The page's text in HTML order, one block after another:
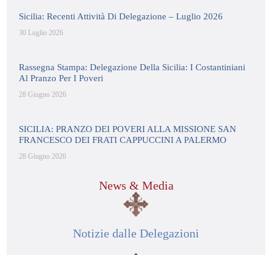
Sicilia: Recenti Attività Di Delegazione – Luglio 2026
30 Luglio 2026
Rassegna Stampa: Delegazione Della Sicilia: I Costantiniani
Al Pranzo Per I Poveri
28 Giugno 2026
SICILIA: PRANZO DEI POVERI ALLA MISSIONE SAN
FRANCESCO DEI FRATI CAPPUCCINI A PALERMO
28 Giugno 2026
News & Media
Notizie dalle Delegazioni